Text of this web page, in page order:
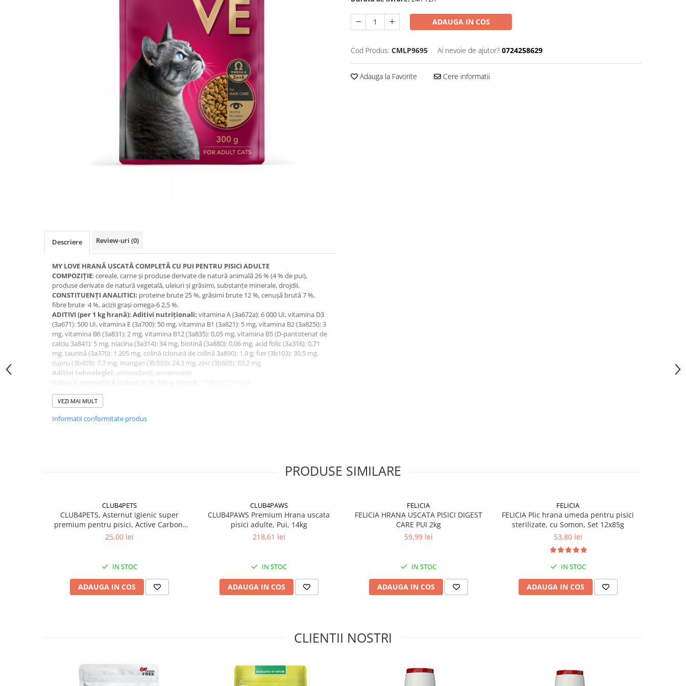
ADAUGA IN COS
Cod Produs: CMLP9695 Ai nevoie de ajutor? 0724258629
Adauga la Favorite Cere informatii
Descriere Review-uri (0)
MY LOVE HRANĂ USCATĂ COMPLETĂ CU PUI PENTRU PISICI ADULTE
COMPOZIȚIE: cereale, carne și produse derivate de natură animală 26 % (4 % de pui),
produse derivate de natură vegetală, uleiuri și grăsimi, substanțe minerale, drojdii.
CONSTITUENȚI ANALITICI: proteine brute 25 %, grăsimi brute 12 %, cenușă brută 7 %,
fibre brute 4 %, acizii grași omega-6 2,5 %.
ADITIVI (per 1 kg hrană): Aditivi nutriţionali: vitamina A (3а672а): 6 000 UI, vitamina D3
(3a671): 500 UI, vitamina E (3a700): 50 mg, vitamina B1 (3a821): 5 mg, vitamina B2 (3a825i): 3
mg, vitamina B6 (3a831): 2 mg, vitamina B12 (3a835): 0,05 mg, vitamina B5 (D-pantotenat de
calciu 3a841): 5 mg, niacina (3a314): 34 mg, biotină (3a880): 0,06 mg, acid folic (3a316): 0,71
mg, taurină (3a370): 1 205 mg, colină (clorură de colină 3а890): 1,9 g; fier (3b103): 30,5 mg,
cupru (3b405): 7,7 mg, mangan (3b503): 24,3 mg, zinc (3b605): 83,2 mg.
Aditivi tehnologici: antioxidanţi, conservanţi.
Data de fabricaţie, data „a se folosi de preferință înainte de”, numărul lotului şi numărul de
autorizatie al instituției sunt indicate pe ambalajului.
VEZI MAI MULT
Informatii conformitate produs
PRODUSE SIMILARE
CLUB4PETS
CLUB4PETS, Asternut igienic super
premium pentru pisici, Active Carbon,
5L
25,00 lei
IN STOC
ADAUGA IN COS
CLUB4PAWS
CLUB4PAWS Premium Hrana uscata
pisici adulte, Pui, 14kg
218,61 lei
IN STOC
ADAUGA IN COS
FELICIA
FELICIA HRANA USCATA PISICI DIGEST
CARE PUI 2kg
59,99 lei
IN STOC
ADAUGA IN COS
FELICIA
FELICIA Plic hrana umeda pentru pisici
sterilizate, cu Somon, Set 12x85g
53,80 lei
IN STOC
ADAUGA IN COS
CLIENTII NOSTRI